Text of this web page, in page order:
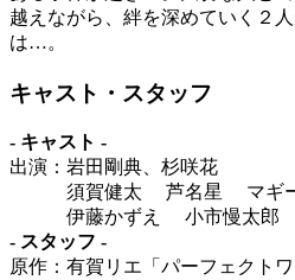
越えながら、絆を深めていく２
は…。
キャスト・スタッフ
- キャスト -
出演：岩田剛典、杉咲花
須賀健太 芦名星 マギ
伊藤かずえ 小市慢太郎
- スタッフ -
原作：有賀リエ「パーフェクト